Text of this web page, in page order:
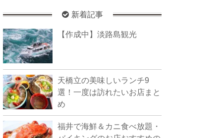
新着記事
【作成中】淡路島観光
天橋立の美味しいランチ9
選！一度は訪れたいお店まと
め
福井で海鮮＆カニ食べ放題・